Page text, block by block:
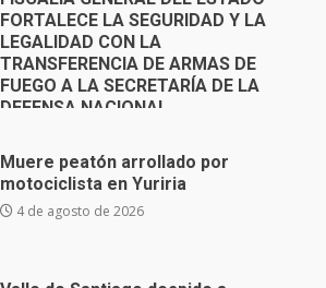
Muere peatón arrollado por
motociclista en Yuriria
4 de agosto de 2026
Valle de Santiago despide a
José Antonio Villanueva
Cárdenas, “El Puma”
3 de agosto de 2026